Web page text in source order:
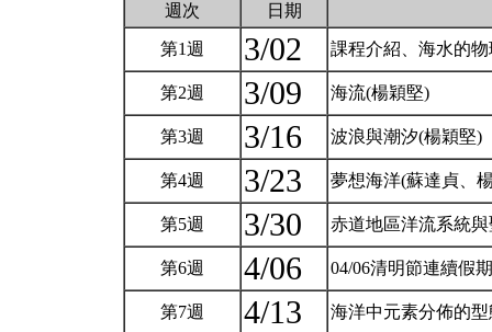
週次 日期
第1週 3/02 課程介紹、海水的
第2週 3/09 海流(楊穎堅)
第3週 3/16 波浪與潮汐(楊穎堅)
第4週 3/23 夢想海洋(蘇達貞、
第5週 3/30 赤道地區洋流系統
第6週 4/06 04/06清明節連續假
第7週 4/13 海洋中元素分佈的